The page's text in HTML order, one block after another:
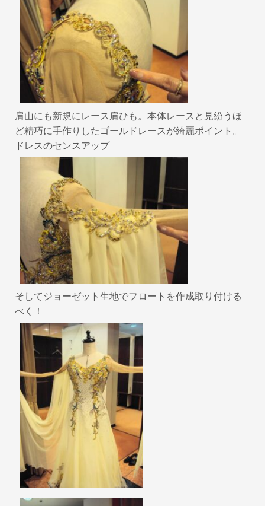
肩山にも新規にレース肩ひも。本体レースと見紛うほ
ど精巧に手作りしたゴールドレースが綺麗ポイント。
ドレスのセンスアップ
そしてジョーゼット生地でフロートを作成取り付ける
べく！